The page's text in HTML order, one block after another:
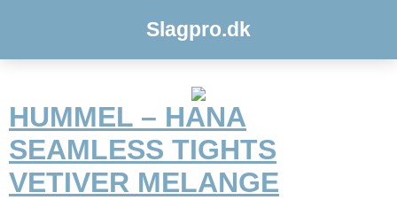
Slagpro.dk
HUMMEL – HANA
SEAMLESS TIGHTS
VETIVER MELANGE